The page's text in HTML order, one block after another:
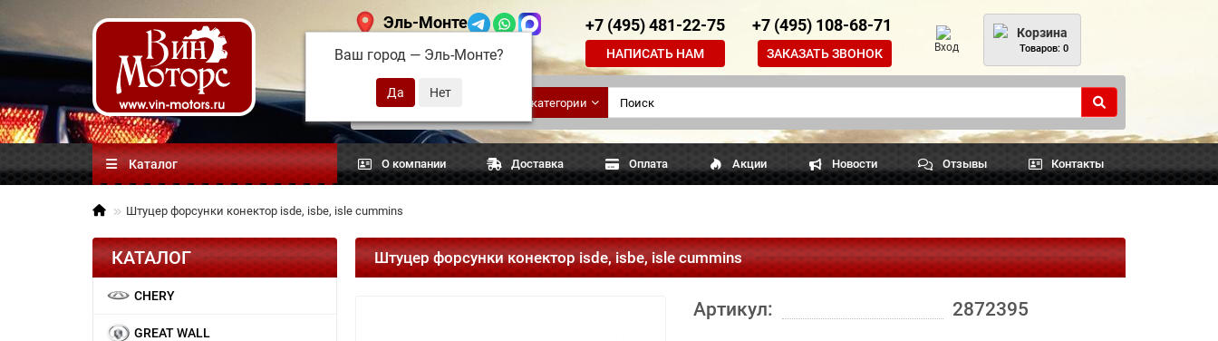
Эль-Монте
Ваш город — Эль-Монте?
+7 (495) 481-22-75
НАПИСАТЬ НАМ
+7 (495) 108-68-71
ЗАКАЗАТЬ ЗВОНОК Вход
Корзина
Товаров: 0
Китайские
автозапчасти
Все категории
Каталог О компании Доставка Оплата Акции Новости Отзывы Контакты
Штуцер форсунки конектор isde, isbe, isle cummins
КАТАЛОГ
CHERY
GREAT WALL
Штуцер форсунки конектор isde, isbe, isle cummins
Артикул: 2872395